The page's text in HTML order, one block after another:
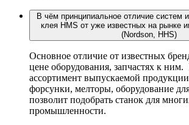
В чём принципиальное отличие систем
клея HMS от уже известных на рынке
(Nordson, HHS)
Основное отличие от известных
цене оборудования, запчастях к
ассортимент выпускаемой
форсунки, мелторы, оборудование
позволит подобрать станок для
промышленности.